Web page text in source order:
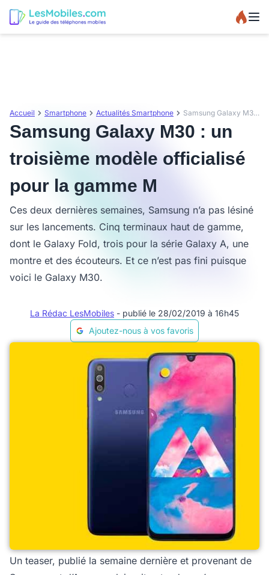
Accueil Smartphone Actualités Smartphone Samsung Galaxy M30 : un troisième modèle officialisé pour la gamme M
Samsung Galaxy M30 : un
troisième modèle officialisé
pour la gamme M
Ces deux dernières semaines, Samsung n’a pas lésiné
sur les lancements. Cinq terminaux haut de gamme,
dont le Galaxy Fold, trois pour la série Galaxy A, une
montre et des écouteurs. Et ce n’est pas fini puisque
voici le Galaxy M30.
La Rédac LesMobiles - publié le 28/02/2019 à 16h45
Ajoutez-nous à vos favoris
Un teaser, publié la semaine dernière et provenant de